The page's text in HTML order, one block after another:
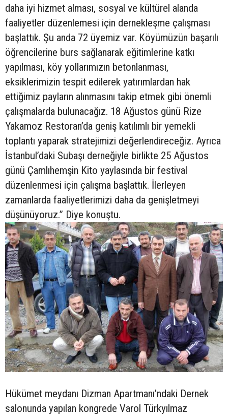
daha iyi hizmet alması, sosyal ve kültürel alanda
faaliyetler düzenlemesi için dernekleşme çalışması
başlattık. Şu anda 72 üyemiz var. Köyümüzün başarılı
öğrencilerine burs sağlanarak eğitimlerine katkı
yapılması, köy yollarımızın betonlanması,
eksiklerimizin tespit edilerek yatırımlardan hak
ettiğimiz payların alınmasını takip etmek gibi önemli
çalışmalarda bulunacağız. 18 Ağustos günü Rize
Yakamoz Restoran’da geniş katılımlı bir yemekli
toplantı yaparak stratejimizi değerlendireceğiz. Ayrıca
İstanbul’daki Subaşı derneğiyle birlikte 25 Ağustos
günü Çamlıhemşin Kito yaylasında bir festival
düzenlenmesi için çalışma başlattık. İlerleyen
zamanlarda faaliyetlerimizi daha da genişletmeyi
düşünüyoruz.” Diye konuştu.
Hükümet meydanı Dizman Apartmanı’ndaki Dernek
salonunda yapılan kongrede Varol Türkyılmaz